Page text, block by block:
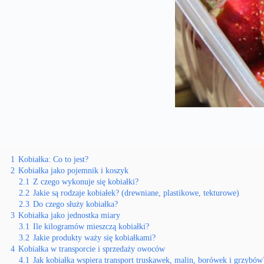
1 Kobiałka: Co to jest?
2 Kobiałka jako pojemnik i koszyk
2.1 Z czego wykonuje się kobiałki?
2.2 Jakie są rodzaje kobiałek? (drewniane, plastikowe, tekturowe)
2.3 Do czego służy kobiałka?
3 Kobiałka jako jednostka miary
3.1 Ile kilogramów mieszczą kobiałki?
3.2 Jakie produkty waży się kobiałkami?
4 Kobiałka w transporcie i sprzedaży owoców
4.1 Jak kobiałka wspiera transport truskawek, malin, borówek i